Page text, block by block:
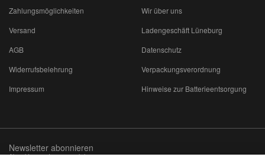
Zahlungsmöglichkeiten
Versand
AGB
Widerrufsbelehrung
Impressum
Wir über uns
Ladengeschäft Lüneburg
Datenschutz
Verpackungsverordnung
Hinweise zur Batterieentsorgung
Newsletter abonnieren